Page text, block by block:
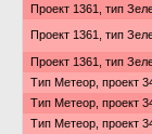
Проект 1361, тип
Проект 1361, тип
Проект 1361, тип
Тип Метеор, проект
Тип Метеор, проект
Тип Метеор, проект